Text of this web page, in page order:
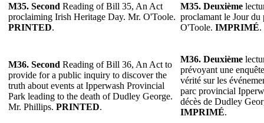
M35. Second Reading of Bill 35, An Act
proclaiming Irish Heritage Day. Mr. O'Toole.
PRINTED.
M35. Deuxième
proclamant le Jour
O'Toole. IMPRIMÉ.
M36. Second Reading of Bill 36, An Act to
provide for a public inquiry to discover the
truth about events at Ipperwash Provincial
Park leading to the death of Dudley George.
Mr. Phillips. PRINTED.
M36. Deuxième
prévoyant une
vérité sur les
parc provincial
décès de Dudley
IMPRIMÉ.